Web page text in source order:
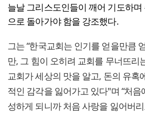
늘날 그리스도인들이 깨어 기도하
으로 돌아가야 함을 강조했다.
그는 “한국교회는 인기를 얻을만큼
만, 그 힘이 오히려 교회를 무너뜨리
교회가 세상의 맛을 알고, 돈의 유혹
적인 감각을 잃어가고 있다"며 “처
성하게 되니까 처음 사랑을 잃어버